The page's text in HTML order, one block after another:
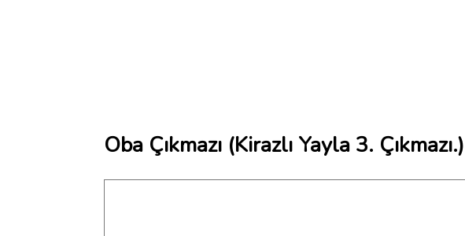
Oba Çıkmazı (Kirazlı Yayla 3.